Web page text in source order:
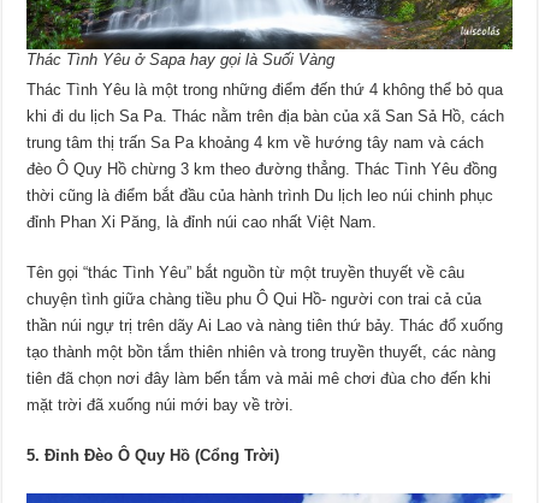
Thác Tình Yêu ở Sapa hay gọi là Suối Vàng
Thác Tình Yêu là một trong những điểm đến thứ 4 không thể bỏ qua
khi đi du lịch Sa Pa. Thác nằm trên địa bàn của xã San Sả Hồ, cách
trung tâm thị trấn Sa Pa khoảng 4 km về hướng tây nam và cách
đèo Ô Quy Hồ chừng 3 km theo đường thẳng. Thác Tình Yêu đồng
thời cũng là điểm bắt đầu của hành trình Du lịch leo núi chinh phục
đỉnh Phan Xi Păng, là đỉnh núi cao nhất Việt Nam.
Tên gọi “thác Tình Yêu” bắt nguồn từ một truyền thuyết về câu
chuyện tình giữa chàng tiều phu Ô Qui Hồ- người con trai cả của
thần núi ngự trị trên dãy Ai Lao và nàng tiên thứ bảy. Thác đổ xuống
tạo thành một bồn tắm thiên nhiên và trong truyền thuyết, các nàng
tiên đã chọn nơi đây làm bến tắm và mải mê chơi đùa cho đến khi
mặt trời đã xuống núi mới bay về trời.
5. Đỉnh Đèo Ô Quy Hồ (Cổng Trời)